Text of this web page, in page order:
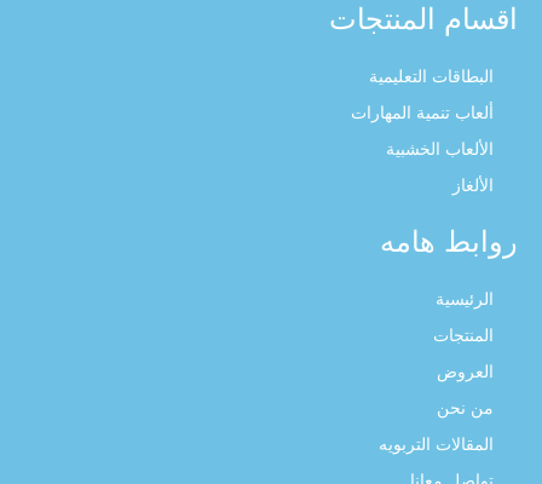
اقسام المنتجات
البطاقات التعليمية
ألعاب تنمية المهارات
الألعاب الخشبية
الألغاز
روابط هامه
الرئيسية
المنتجات
العروض
من نحن
المقالات التربويه
تواصل معانا